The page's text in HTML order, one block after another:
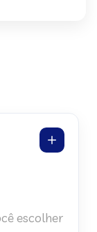
escolher